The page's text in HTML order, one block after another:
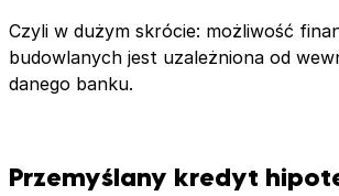
Czyli w dużym skrócie: możliwość
budowlanych jest uzależniona od
danego banku.
Przemyślany kredyt